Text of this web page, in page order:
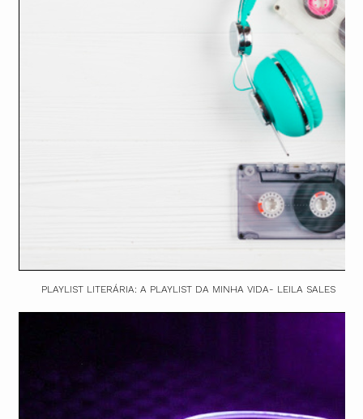
PLAYLIST LITERÁRIA: A PLAYLIST DA MINHA VIDA- LEILA SALES